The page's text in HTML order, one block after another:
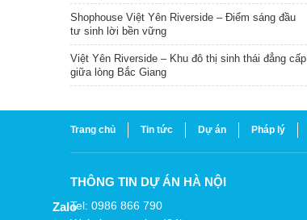
Shophouse Việt Yên Riverside – Điểm sáng đầu
tư sinh lời bền vững
Việt Yên Riverside – Khu đô thị sinh thái đẳng cấp
giữa lòng Bắc Giang
Trang chủ Tin tức Dự án Pháp lý
THÔNG TIN DỰ ÁN HÀ NỘI
Tel: 0986 866 790
Zalo